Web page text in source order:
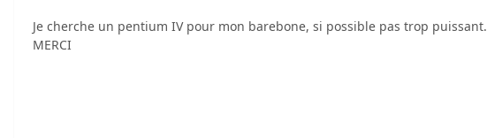
Je cherche un pentium IV pour mon barebone, si possible pas trop puissant.
MERCI